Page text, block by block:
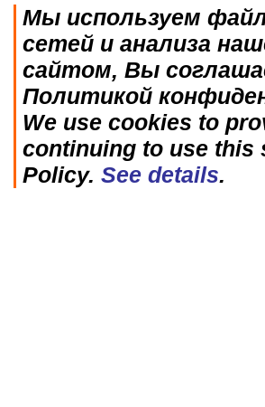
Мы используем
сетей и анализа
сайтом, Вы
Политикой
We use cookies to
continuing to use this
Policy. See details.